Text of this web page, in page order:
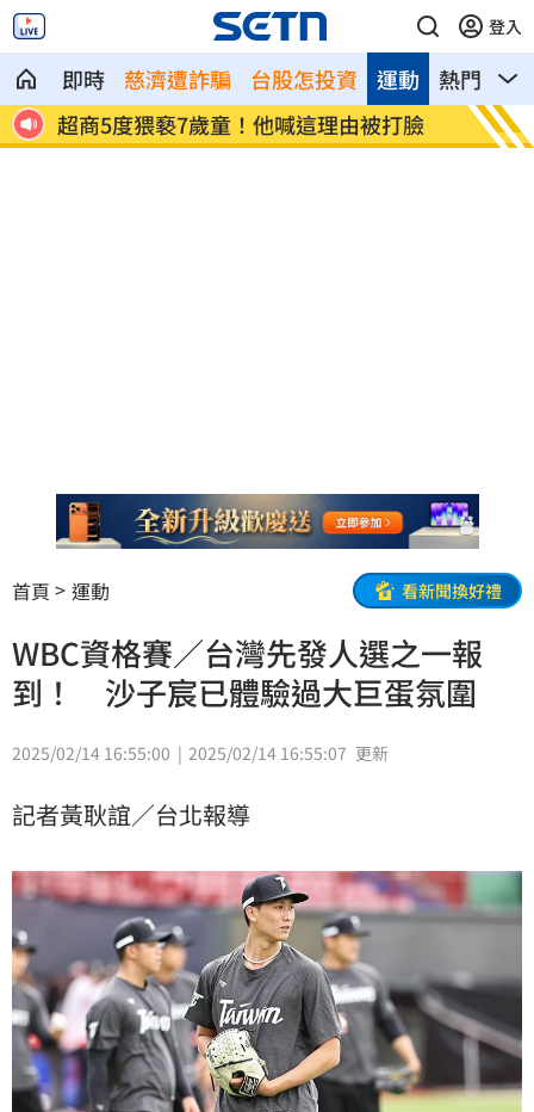
登入
即時 慈濟遭詐騙 台股怎投資 熱門 影
運動
雄
超商5度猥褻7歲童！他喊這理由被打臉
環
首頁 運動 看新聞換好禮
WBC資格賽／台灣先發人選之一報
到！ 沙子宸已體驗過大巨蛋氛圍
2025/02/14 16:55:00 2025/02/14 16:55:07 更新
記者黃耿誼／台北報導